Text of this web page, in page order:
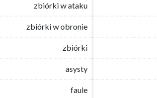
zbiórki w ataku
zbiórki w obronie
zbiórki
asysty
faule
zbiórki w ataku
zbiórki w obronie
zbiórki
asysty
faule